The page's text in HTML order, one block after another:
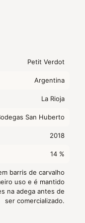
Petit Verdot
Argentina
La Rioja
San Huberto
2018
14 %
barris de carvalho
uso e é mantido
na adega antes de
ser comercializado.